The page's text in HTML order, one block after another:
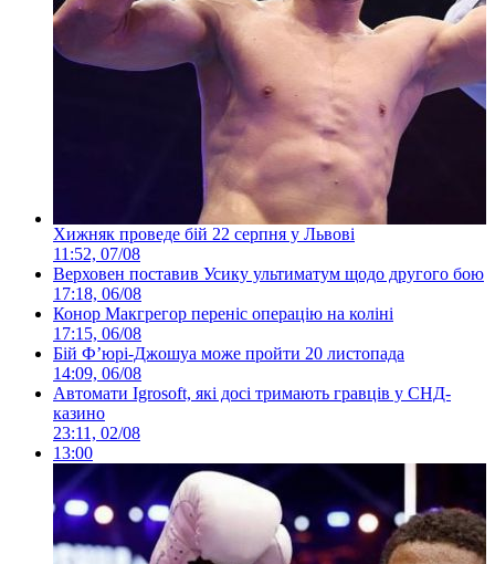
Хижняк проведе бій 22 серпня у Львові
11:52, 07/08
Верховен поставив Усику ультиматум щодо другого бою
17:18, 06/08
Конор Макгрегор переніс операцію на коліні
17:15, 06/08
Бій Ф’юрі-Джошуа може пройти 20 листопада
14:09, 06/08
Автомати Igrosoft, які досі тримають гравців у СНД-
казино
23:11, 02/08
13:00